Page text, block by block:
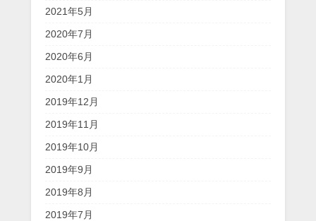
2021年5月
2020年7月
2020年6月
2020年1月
2019年12月
2019年11月
2019年10月
2019年9月
2019年8月
2019年7月